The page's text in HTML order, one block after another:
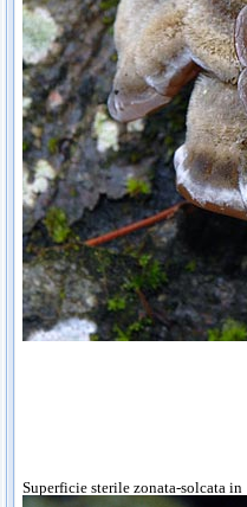
Superficie sterile zonata-solcata in